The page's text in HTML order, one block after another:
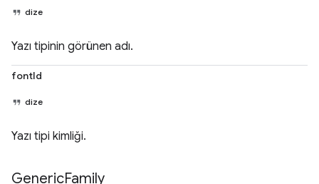
dize
Yazı tipinin görünen adı.
fontId
dize
Yazı tipi kimliği.
GenericFamily